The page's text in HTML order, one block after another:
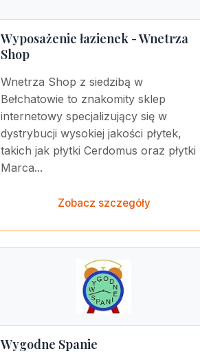
Wyposażenie łazienek - Wnetrza
Shop
Wnetrza Shop z siedzibą w
Bełchatowie to znakomity sklep
internetowy specjalizujący się w
dystrybucji wysokiej jakości płytek,
takich jak płytki Cerdomus oraz płytki
Marca...
Zobacz szczegóły
Wygodne Spanie